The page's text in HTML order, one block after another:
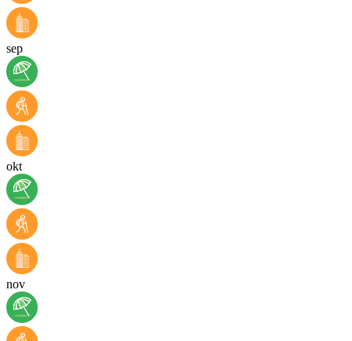
sep
okt
nov